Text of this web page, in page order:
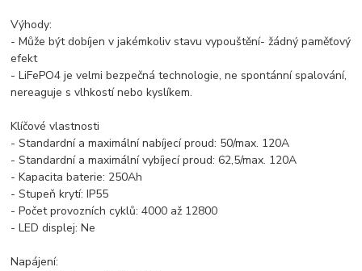
Výhody:
- Může být dobíjen v jakémkoliv stavu vypouštění- žádný paměťový
efekt
- LiFePO4 je velmi bezpečná technologie, ne spontánní spalování,
nereaguje s vlhkostí nebo kyslíkem.
Klíčové vlastnosti
- Standardní a maximální nabíjecí proud: 50/max. 120A
- Standardní a maximální vybíjecí proud: 62,5/max. 120A
- Kapacita baterie: 250Ah
- Stupeň krytí: IP55
- Počet provozních cyklů: 4000 až 12800
- LED displej: Ne
Napájení: